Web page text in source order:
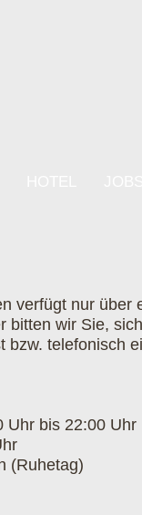
verfügt nur über
bitten wir Sie,
telefonisch
Uhr bis 22:00 Uhr
(Ruhetag)